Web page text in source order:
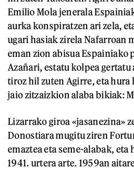
Emilio Mola jenerala
aurka konspiratzen ari zela,
ugari hasiak zirela Nafarroan
eman zion abisua Espainiako
Azañari, estatu kolpea
tiroz hil zuten Agirre, eta hura
jaio zitzaizkion alaba bikiak:
Lizarrako giroa «jasanezina»
Donostiara mugitu ziren
emaztea eta seme-alabak, eta
1941. urtera arte. 1959an